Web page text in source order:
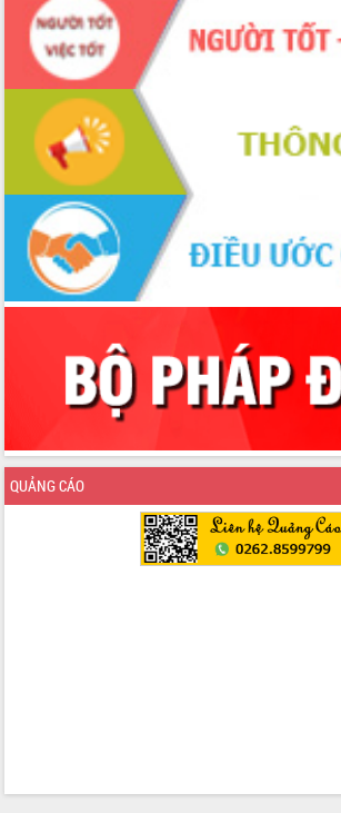
Lấy ý kiến điều chỉnh Quy hoạch tỉnh
Đắk Lắk thời kỳ 2021-2030, tầm nhìn
đến năm 2050
Phát động chiến dịch 30 ngày đêm
giải phóng mặt bằng Tuyến đường bộ
ven biển
Đắk Lắk nỗ lực thúc đẩy tăng trưởng
kinh tế từ 10% trở lên trong Quý
II/2026
Đắk Lắk ký kết thỏa thuận hợp tác về
chuyển đổi số giai đoạn 2026 – 2030
với Tập đoàn Bưu chính Viễn thông
Việt Nam
Thứ trưởng Bộ Y tế làm việc với tỉnh
Đắk Lắk về phát triển nhân lực y tế
cho trạm y tế cấp xã
Du lịch Đắk Lắk nâng tầm trải nghiệm
du khách thông qua Hệ thống cơ sở dữ
liệu và Bản đồ số
Tập huấn ứng dụng trí tuệ nhân tạo (AI)
trong thương mại điện tử năm 2026
Đoàn đại biểu Quốc hội tỉnh Đắk Lắk
trao đổi thông tin trước Kỳ họp thứ
nhất, Quốc hội khóa XVI
tâm Phục vụ hành chính công xã Ea
QUẢNG CÁO